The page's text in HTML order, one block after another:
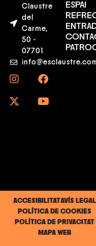
Claustre
del
Carme,
50 -
07701
ESPAI
ACCESIBILITATAVÍS LEGAL
POLÍTICA DE COOKIES
POLÍTICA DE PRIVACITAT
MAPA WEB